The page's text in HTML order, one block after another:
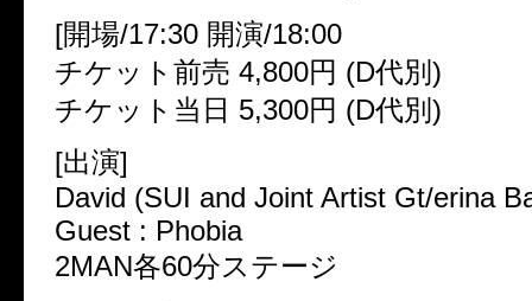
[開場/17:30 開演/18:00
チケット前売 4,800円 (D代別)
チケット当日 5,300円 (D代別)
[出演]
David (SUI and Joint Artist Gt/erina
Guest : Phobia
2MAN各60分ステージ